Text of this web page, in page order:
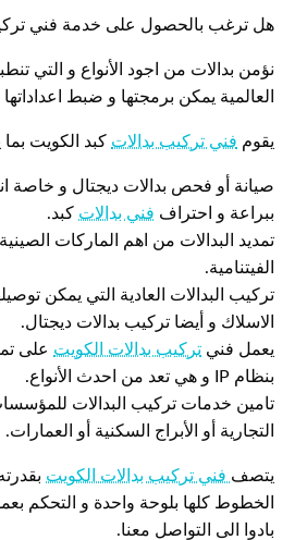
هل ترغب بالحصول على خدمة فني
نؤمن بدالات من اجود الأنواع و التي
العالمية يمكن برمجتها و ضبط
يقوم فني تركيب بدالات كبد الكويت بما
صيانة أو فحص بدالات ديجتال و خاصة
ببراعة و احتراف فني بدالات كبد.
تمديد البدالات من اهم الماركات
الفيتنامية.
تركيب البدالات العادية التي يمكن
الاسلاك و أيضا تركيب بدالات ديجتال.
يعمل فني تركيب بدالات الكويت على
بنظام IP و هي تعد من احدث الأنواع.
تامين خدمات تركيب البدالات
التجارية أو الأبراج السكنية أو العمارات.
يتصف فني تركيب بدالات الكويت
الخطوط كلها بلوحة واحدة و التحكم
بادوا الى التواصل معنا.